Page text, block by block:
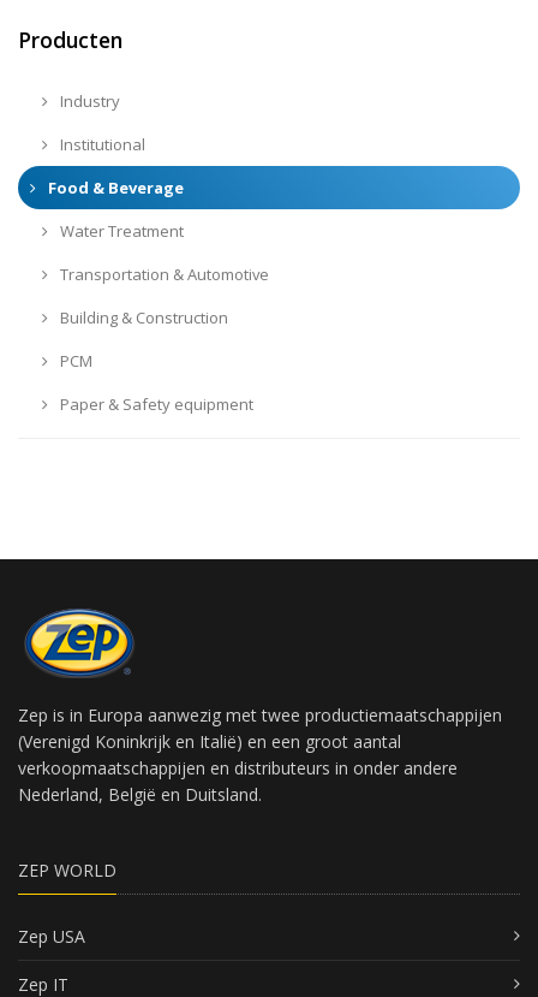
Producten
Industry
Institutional
Food & Beverage
Water Treatment
Transportation & Automotive
Building & Construction
PCM
Paper & Safety equipment
Zep is in Europa aanwezig met twee productiemaatschappijen
(Verenigd Koninkrijk en Italië) en een groot aantal
verkoopmaatschappijen en distributeurs in onder andere
Nederland, België en Duitsland.
ZEP WORLD
Zep USA
Zep IT